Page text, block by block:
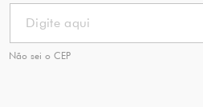
Não sei o CEP